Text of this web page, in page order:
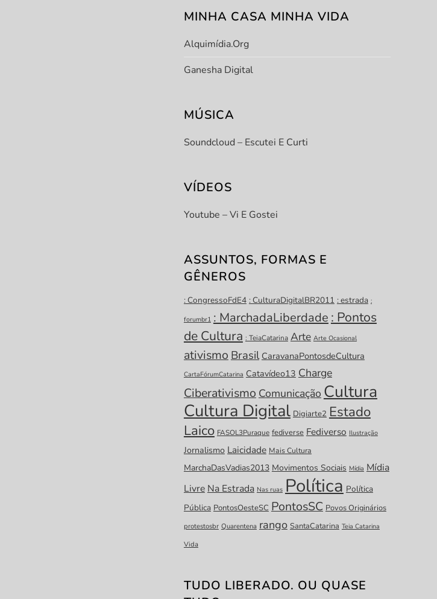
MINHA CASA MINHA VIDA
Alquimídia.org
Ganesha Digital
MÚSICA
Soundcloud – Escutei E Curti
VÍDEOS
Youtube – Vi E Gostei
ASSUNTOS, FORMAS E
GÊNEROS
: CongressoFdE4 : CulturaDigitalBR2011 : estrada :
forumbr1 : MarchadaLiberdade : Pontos
de Cultura : TeiaCatarina Arte Arte Ocasional
ativismo Brasil CaravanaPontosdeCultura
CartaFórumCatarina Catavídeo13 Charge
Ciberativismo Comunicação Cultura
Cultura Digital Digiarte2 Estado
Laico FASOL3Puraque fediverse Fediverso Ilustração
Jornalismo Laicidade Mais Cultura
MarchaDasVadias2013 Movimentos Sociais Mídia Mídia
Livre Na Estrada Nas ruas Política Política
Pública PontosOesteSC PontosSC Povos Originários
protestosbr Quarentena rango SantaCatarina Teia Catarina
Vida
TUDO LIBERADO. OU QUASE